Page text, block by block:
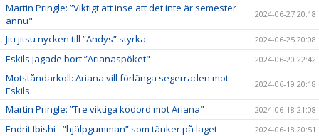
Martin Pringle: ”Viktigt att inse att det inte är semester
ännu"
2024-06-27 20:18
Jiu jitsu nycken till ”Andys” styrka 2024-06-25 20:08
Eskils jagade bort ”Arianaspöket" 2024-06-20 22:42
Motståndarkoll: Ariana vill förlänga segerraden mot
Eskils
2024-06-19 20:18
Martin Pringle: ”Tre viktiga kodord mot Ariana" 2024-06-18 21:08
Endrit Ibishi - ”hjälpgumman” som tänker på laget 2024-06-18 20:51